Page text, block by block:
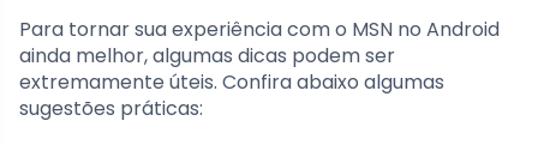
Para tornar sua experiência com o MSN no Android
ainda melhor, algumas dicas podem ser
extremamente úteis. Confira abaixo algumas
sugestões práticas: